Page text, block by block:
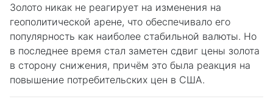
Золото никак не реагирует на изменения на
геополитической арене, что обеспечивало его
популярность как наиболее стабильной валюты. Но
в последнее время стал заметен сдвиг цены золота
в сторону снижения, причём это была реакция на
повышение потребительских цен в США.